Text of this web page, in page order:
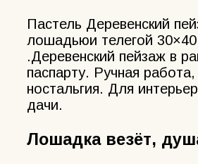
Пастель Деревенский
лошадьюи телегой
.Деревенский пейзаж в
паспарту. Ручная
ностальгия. Для
дачи.
Лошадка везёт,